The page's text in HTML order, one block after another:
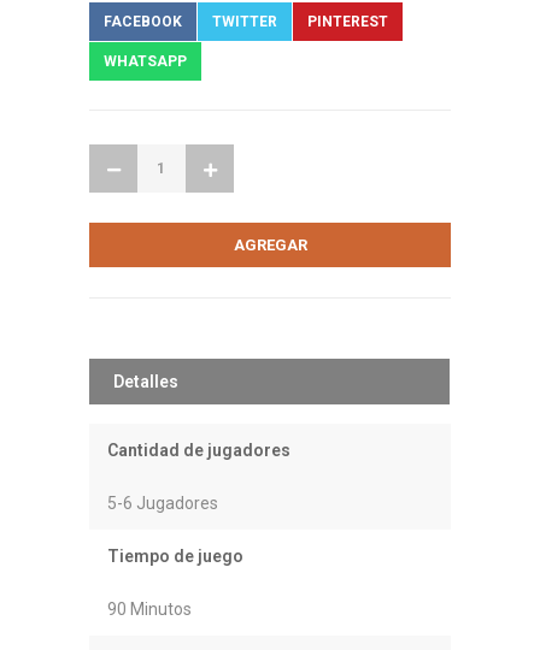
FACEBOOK TWITTER PINTEREST
WHATSAPP
Detalles
Cantidad de jugadores
5-6 Jugadores
Tiempo de juego
90 Minutos